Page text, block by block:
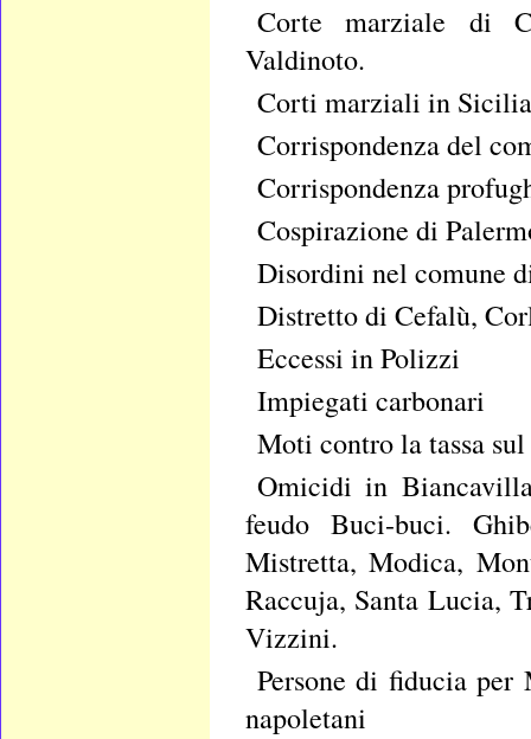
Corte marziale di
Valdinoto.
Corti marziali in Sicilia
Corrispondenza del
Corrispondenza
Cospirazione di
Disordini nel comune
Distretto di Cefalù,
Eccessi in Polizzi
Impiegati carbonari
Moti contro la tassa
Omicidi in
feudo Buci-buci.
Mistretta, Modica,
Raccuja, Santa Lucia,
Vizzini.
Persone di fiducia
napoletani